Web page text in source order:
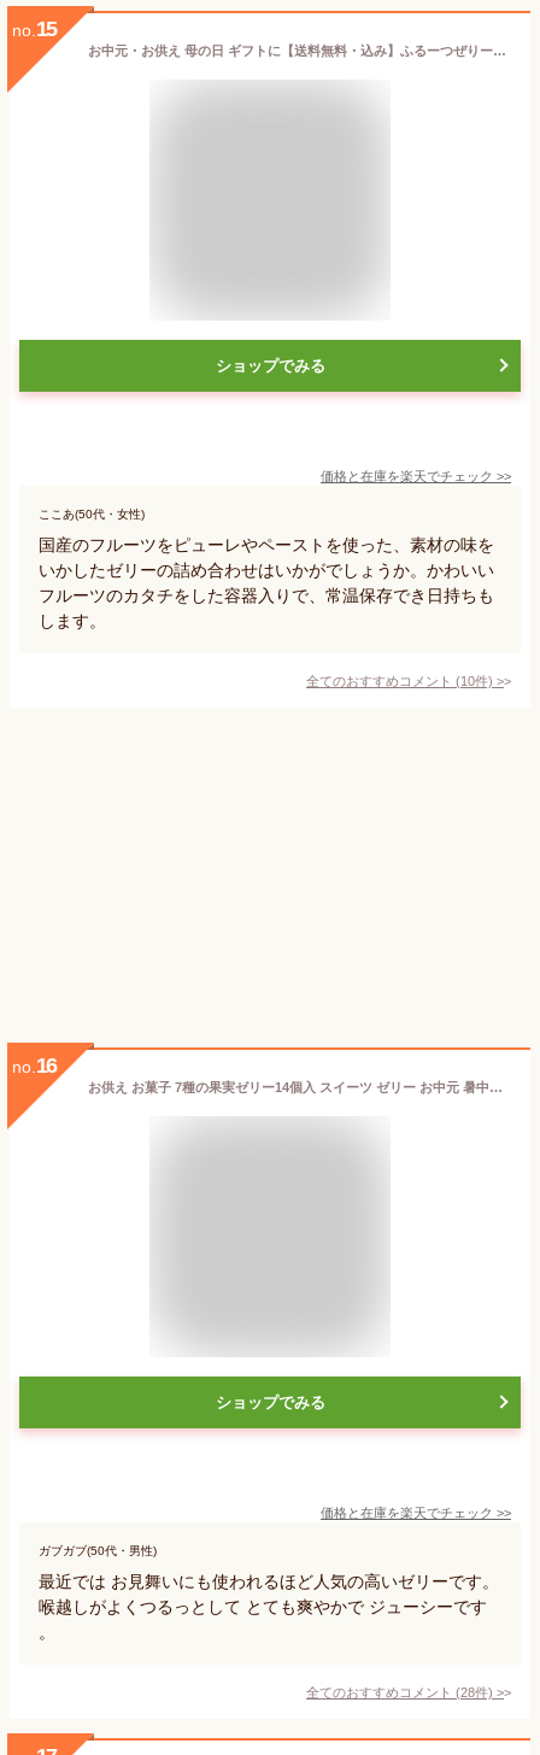
no. 15
お中元・お供え 母の日 ギフトに【送料無料・込み】ふるーつぜりー5個入り【 内祝い お祝い ホワイトデー ギフト 詰め合わせ おしゃれ 敬老の日 お歳暮 高級 洋菓子 フルーツゼリー ゼリー デザート お中元 父の日 入学内祝い 誕生日 スイーツ お返し プレゼント 夏 果物 】
ショップでみる
価格と在庫を楽天でチェック >>
ここあ(50代・女性)
国産のフルーツをピューレやペーストを使った、素材の味を
いかしたゼリーの詰め合わせはいかがでしょうか。かわいい
フルーツのカタチをした容器入りで、常温保存でき日持ちも
します。
全てのおすすめコメント (10件) >
no. 16
お供え お菓子 7種の果実ゼリー14個入 スイーツ ゼリー お中元 暑中見舞い 残暑見舞い 内祝い 出産内祝い おしゃれ あす楽 個包装 ギフト ゼリー詰め合わせ 和菓子 フルーツゼリー お祝い お見舞い 快気祝い 御仏前 お供え物 手土産 洋菓子 梅 白桃 マンゴー ぶどう
ショップでみる
価格と在庫を楽天でチェック >>
ガブガブ(50代・男性)
最近では お見舞いにも使われるほど人気の高いゼリーです。
喉越しがよくつるっとして とても爽やかで ジューシーです
。
全てのおすすめコメント (28件) >